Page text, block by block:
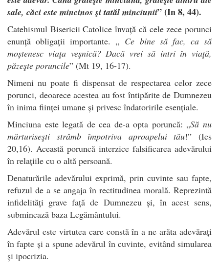
sale, căci este mincinos şi tatăl minciunii” (In 8, 44).
Catehismul Bisericii Catolice învață că cele zece porunci
enunță obligații importante. „ Ce bine să fac, ca să
moștenesc viaţa veşnică? Dacă vrei să intri în viaţă,
păzeşte poruncile” (Mt 19, 16-17).
Nimeni nu poate fi dispensat de respectarea celor zece
porunci, deoarece acestea au fost întipărite de Dumnezeu
în inima ființei umane și privesc îndatoririle esențiale.
Minciuna este legată de cea de-a opta poruncă: „Să nu
mărturiseşti strâmb împotriva aproapelui tău!” (Ies
20,16). Această poruncă interzice falsificarea adevărului
în relațiile cu o altă persoană.
Denaturările adevărului exprimă, prin cuvinte sau fapte,
refuzul de a se angaja în rectitudinea morală. Reprezintă
infidelități grave față de Dumnezeu și, în acest sens,
subminează baza Legământului.
Adevărul este virtutea care constă în a ne arăta adevărați
în fapte și a spune adevărul în cuvinte, evitând simularea
și ipocrizia.